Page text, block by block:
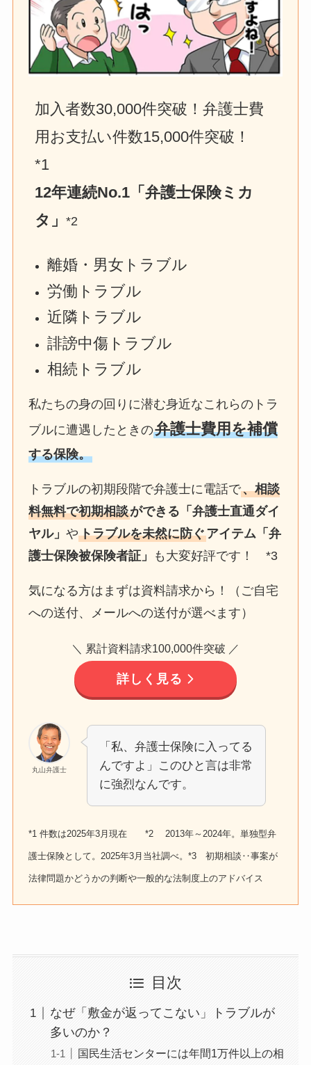
加入者数30,000件突破！弁護士費
用お支払い件数15,000件突破！
*1
12年連続No.1「弁護士保険ミカ
タ」*2
離婚・男女トラブル
労働トラブル
近隣トラブル
誹謗中傷トラブル
相続トラブル
私たちの身の回りに潜む身近なこれらのトラ
ブルに遭遇したときの弁護士費用を補償
する保険。
トラブルの初期段階で弁護士に電話で、相談
料無料で初期相談ができる「弁護士直通ダイ
ヤル」やトラブルを未然に防ぐアイテム「弁
護士保険被保険者証」
も大変好評です！ *3
気になる方はまずは資料請求から！（ご自宅
への送付、メールへの送付が選べます）
＼ 累計資料請求100,000件突破 ／
詳しく見る
丸山弁護士
「私、弁護士保険に入ってる
んですよ」このひと言は非常
に強烈なんです。
*1 件数は2025年3月現在 *2 2013年～2024年。単独型弁
護士保険として。2025年3月当社調べ。*3 初期相談‥事案が
法律問題かどうかの判断や一般的な法制度上のアドバイス
目次
なぜ「敷金が返ってこない」トラブルが
多いのか？
国民生活センターには年間1万件以上の相